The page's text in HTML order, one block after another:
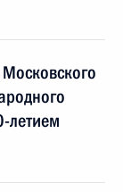
летием